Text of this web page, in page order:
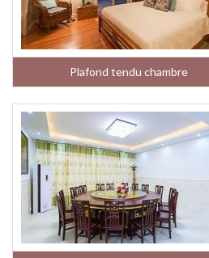
Plafond tendu chambre